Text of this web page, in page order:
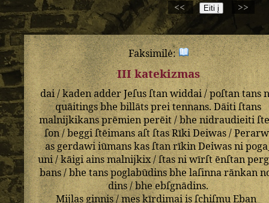
<<
>>
Faksimilė:
III katekizmas
dai/kadenadderJeſusſtanwiddai/poſtantans
quāitingsbhebillāts prei tennans.Dāiti ſtans
malnijkikansprēmienperēit/bhenidraudieiti
ſon/beggiſtēimans aſt ſtasRīkiDeiwas/
asgerdawiiūmanskasſtanrīkinDeiwasni
uni/kāigiainsmalnijkix/ſtasniwīrſtēnſtan
bans/bhe tanspoglabūdinsbhelaſinnarānkan
dins/bheebſgnādins.
Mijlasginnis/meskīrdimaiisſchiſmu Eban_